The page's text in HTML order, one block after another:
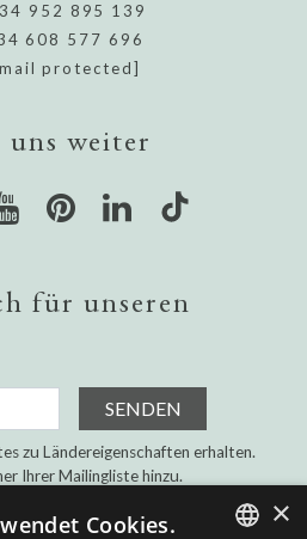
952 895 139
608 577 696
protected]
uns weiter
für unseren
SENDEN
zu Ländereigenschaften erhalten.
Ihrer Mailingliste hinzu.
×
Cookies.